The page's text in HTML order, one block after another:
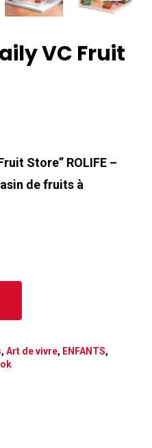
VC Fruit
Store” ROLIFE –
de fruits à
, Art de vivre, ENFANTS,